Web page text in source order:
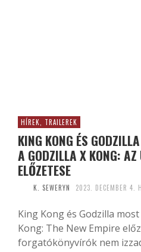
HÍREK, TRAILEREK
KING KONG ÉS
A GODZILLA X KONG:
ELŐZETESE
K. SEWERYN 2023. DECEMBER 4.
King Kong és Godzilla
Kong: The New Empire
forgatókönyvírók nem